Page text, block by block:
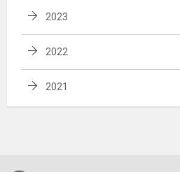
2023
2022
2021